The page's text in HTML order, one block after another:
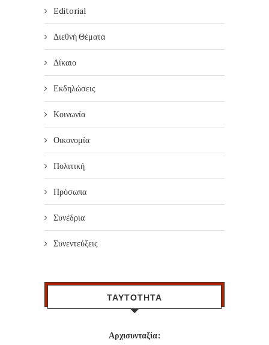
Editorial
Διεθνή Θέματα
Δίκαιο
Εκδηλώσεις
Κοινωνία
Οικονομία
Πολιτική
Πρόσωπα
Συνέδρια
Συνεντεύξεις
ΤΑΥΤΟΤΗΤΑ
Αρχισυνταξία: